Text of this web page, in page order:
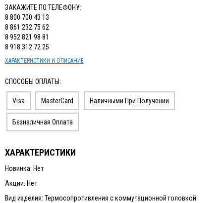
ИЗМЕРИТЕЛЬНЫЙ ИНСТРУМЕНТ
ТЕРМОМЕТРЫ, ГИГРОМЕТРЫ ВИТ
КАБЕЛЬ И КАБЕЛЕНЕСУЩИЕ СИСТЕМЫ
ЗАКАЖИТЕ ПО ТЕЛЕФОНУ:
8 800 700 43 13
8 861 232 75 62
8 952 821 98 81
8 918 312 72 25
ХАРАКТЕРИСТИКИ И ОПИСАНИЕ
СПОСОБЫ ОПЛАТЫ:
Visa MasterCard Наличными При Получении
Безналичная Оплата
ХАРАКТЕРИСТИКИ
Новинка: Нет
Акции: Нет
Вид изделия: Термосопротивления с коммутационной головкой